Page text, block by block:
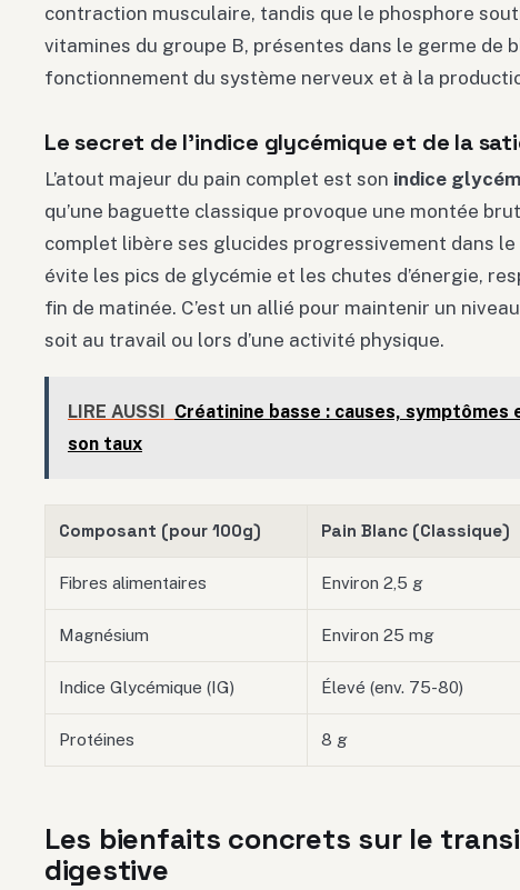
contraction musculaire, tandis que le phosphore
vitamines du groupe B, présentes dans le germe de
fonctionnement du système nerveux et à la
Le secret de l’indice glycémique et de la
L’atout majeur du pain complet est son indice
qu’une baguette classique provoque une montée
complet libère ses glucides progressivement dans
évite les pics de glycémie et les chutes d’énergie,
fin de matinée. C’est un allié pour maintenir un
soit au travail ou lors d’une activité physique.
LIRE AUSSI
Créatinine basse : causes,
son taux
Composant (pour 100g) Pain Blanc (Classique)
Fibres alimentaires Environ 2,5 g
Magnésium Environ 25 mg
Indice Glycémique (IG) Élevé (env. 75-80)
Protéines 8 g
Les bienfaits concrets sur le
digestive